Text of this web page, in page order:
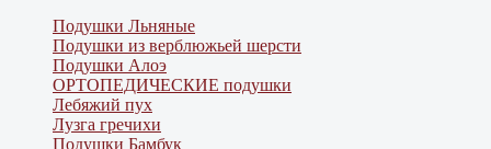
Подушки Льняные
Подушки из верблюжьей шерсти
Подушки Алоэ
ОРТОПЕДИЧЕСКИЕ подушки
Лебяжий пух
Лузга гречихи
Подушки Бамбук